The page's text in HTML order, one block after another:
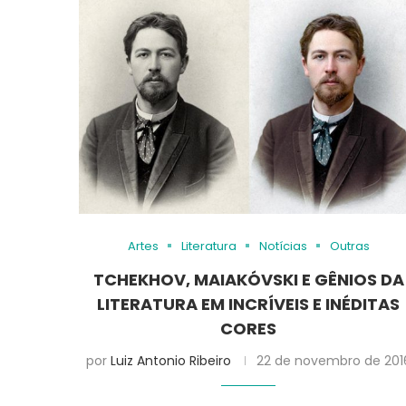
Artes Literatura Notícias Outras
TCHEKHOV, MAIAKÓVSKI E GÊNIOS DA
LITERATURA EM INCRÍVEIS E INÉDITAS
CORES
por Luiz Antonio Ribeiro 22 de novembro de